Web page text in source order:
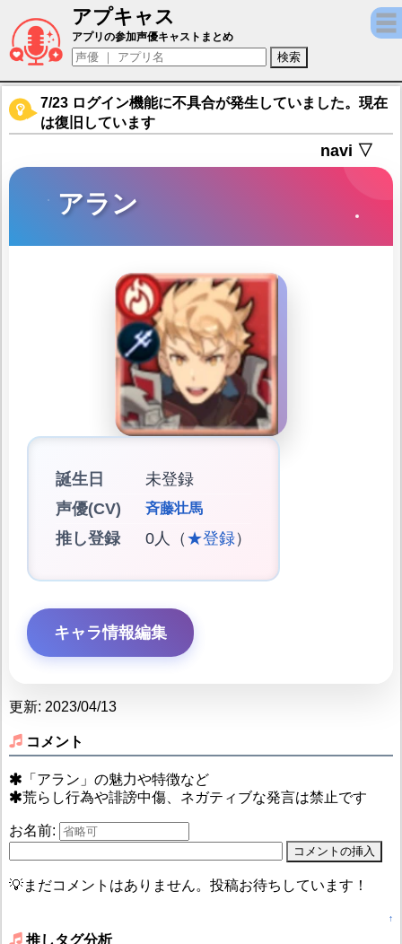
アプキャス
アラン（声優：斉藤壮馬)【ドラガリアロス
アプリの参加声優キャストまとめ
7/23 ログイン機能に不具合が発生していました。現在
は復旧しています
navi ▽
アラン
誕生日
未登録
声優(CV)
斉藤壮馬
推し登録 0人（ ★登録）
キャラ情報編集
更新: 2023/04/13
コメント
「アラン」の魅力や特徴など
荒らし行為や誹謗中傷、ネガティブな発言は禁止です
お名前:
💡まだコメントはありません。投稿お待ちしています！
↑
推しタグ分析